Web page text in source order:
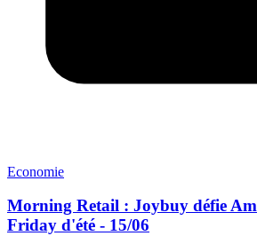
Economie
Morning Retail : Joybuy défie
Friday d'été - 15/06